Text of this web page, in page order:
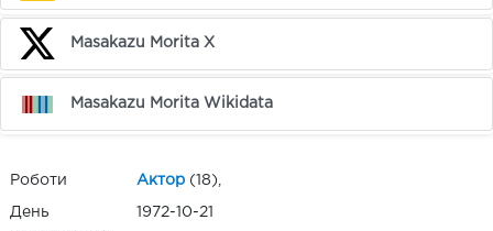
Masakazu Morita X
Masakazu Morita Wikidata
Роботи Актор (18),
День
1972-10-21